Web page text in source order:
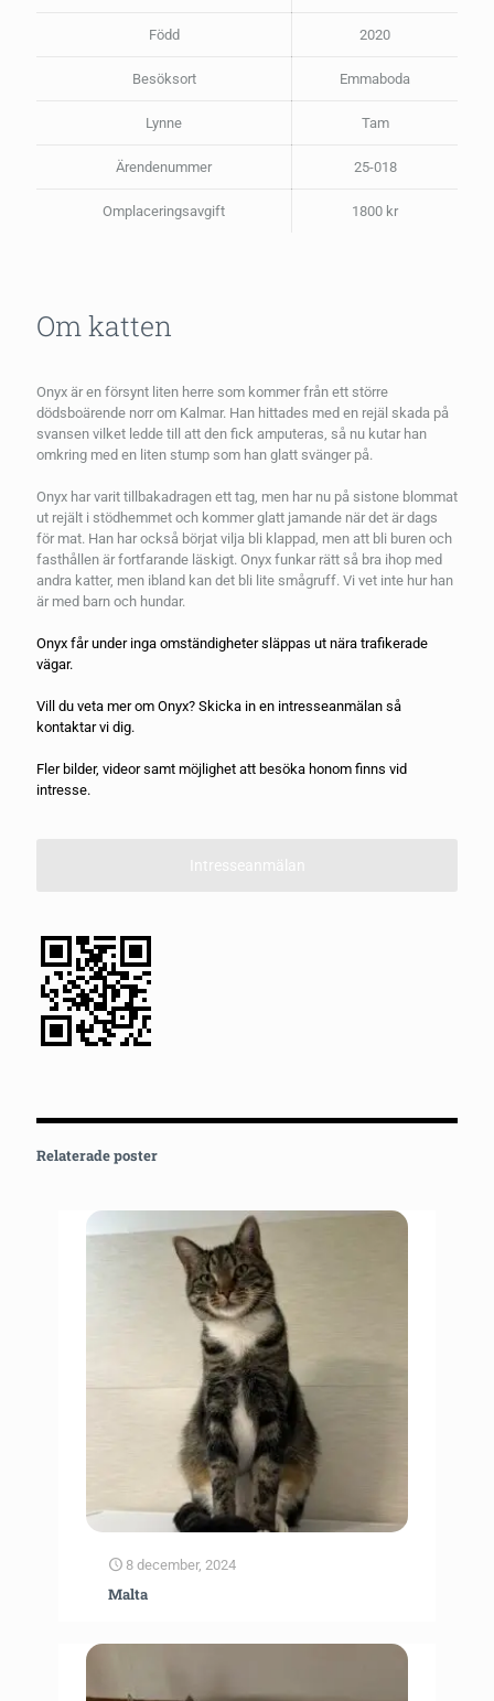
Född 2020
Besöksort Emmaboda
Lynne Tam
Ärendenummer 25-018
Omplaceringsavgift 1800 kr
Om katten
Onyx är en försynt liten herre som kommer från ett större
dödsboärende norr om Kalmar. Han hittades med en rejäl skada på
svansen vilket ledde till att den fick amputeras, så nu kutar han
omkring med en liten stump som han glatt svänger på.
Onyx har varit tillbakadragen ett tag, men har nu på sistone blommat
ut rejält i stödhemmet och kommer glatt jamande när det är dags
för mat. Han har också börjat vilja bli klappad, men att bli buren och
fasthållen är fortfarande läskigt. Onyx funkar rätt så bra ihop med
andra katter, men ibland kan det bli lite smågruff. Vi vet inte hur han
är med barn och hundar.
Onyx får under inga omständigheter släppas ut nära trafikerade
vägar.
Vill du veta mer om Onyx? Skicka in en intresseanmälan så
kontaktar vi dig.
Fler bilder, videor samt möjlighet att besöka honom finns vid
intresse.
Intresseanmälan
Relaterade poster
8 december, 2024
Malta